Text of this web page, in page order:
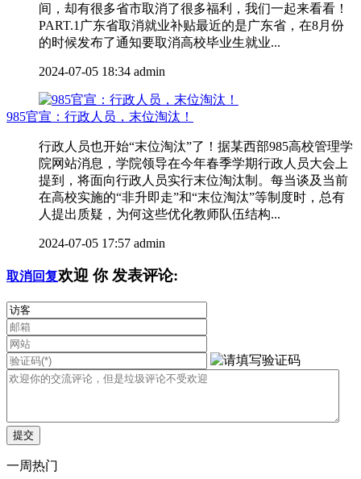
间，却有很多省市取消了很多福利，我们一起来看看！
PART.1广东省取消就业补贴最近的是广东省，在8月份
的时候发布了通知要取消高校毕业生就业...
2024-07-05 18:34 admin
985官宣：行政人员，末位淘汰！
行政人员也开始“末位淘汰”了！据某西部985高校管理学
院网站消息，学院领导在今年春季学期行政人员大会上
提到，将面向行政人员实行末位淘汰制。每当谈及当前
在高校实施的“非升即走”和“末位淘汰”等制度时，总有
人提出质疑，为何这些优化教师队伍结构...
2024-07-05 17:57 admin
取消回复欢迎 你发表评论:
一周热门